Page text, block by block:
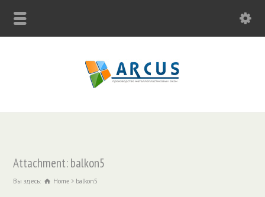
Attachment: balkon5
Вы здесь: Home balkon5